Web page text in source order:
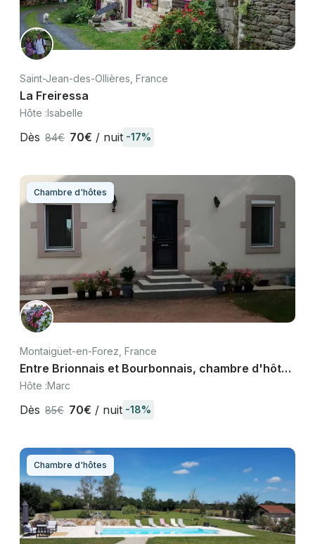
Saint-Jean-des-Ollières, France
La Freiressa
Hôte :Isabelle
Dès 84€ 70€ / nuit -17%
Chambre d'hôtes
Montaigüet-en-Forez, France
Entre Brionnais et Bourbonnais, chambre d'hôtes
jacuzzi près de Vichy
Hôte :Marc
Dès 85€ 70€ / nuit -18%
Chambre d'hôtes